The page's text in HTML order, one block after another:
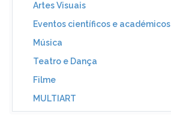
Artes Visuais
Eventos científicos e académicos
Música
Teatro e Dança
Filme
MULTIART